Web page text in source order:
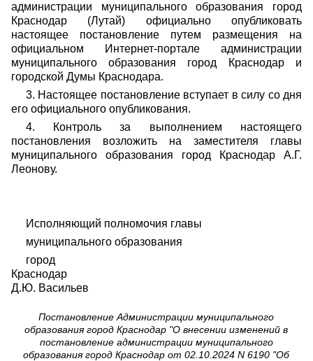
администрации муниципального образования город
Краснодар (Лутай) официально опубликовать
настоящее постановление путем размещения на
официальном Интернет-портале администрации
муниципального образования город Краснодар и
городской Думы Краснодара.
3. Настоящее постановление вступает в силу со дня
его официального опубликования.
4. Контроль за выполнением настоящего
постановления возложить на заместителя главы
муниципального образования город Краснодар А.Г.
Леонову.
Исполняющий полномочия главы
муниципального образования
город
Д.Ю. Васильев
Постановление Администрации муниципального
образования город Краснодар "О внесении изменений в
постановление администрации муниципального
образования город Краснодар от 02.10.2024 N 6190 "Об